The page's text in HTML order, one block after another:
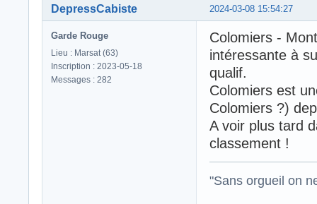
2024-03-08 15:54:27
DepressCabiste
Garde Rouge
Lieu : Marsat (63)
Inscription : 2023-05-18
Messages : 282
Colomiers -
intéressante à
qualif.
Colomiers est
Colomiers ?)
A voir plus tard
classement !
"Sans orgueil on